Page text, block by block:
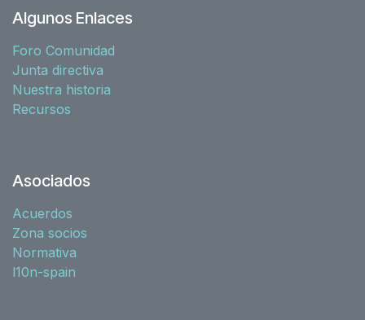
Algunos Enlaces
Foro Comunidad
Junta directiva
Nuestra historia
Recursos
Asociados
Acuerdos
Zona socios
Normativa
l10n-spain